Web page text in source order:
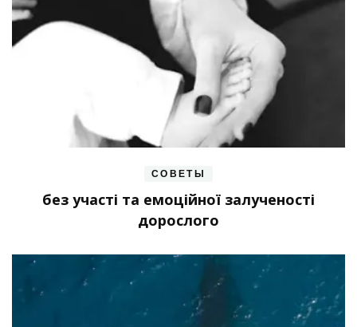
СОВЕТЫ
без участі та емоційної залученості
дорослого